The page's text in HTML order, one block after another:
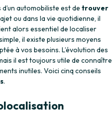
automobiliste est de trouver
ou dans la vie quotidienne, il
alors essentiel de localiser
il existe plusieurs moyens
à vos besoins. L’évolution des
il est toujours utile de connaître
inutiles. Voici cinq conseils
.